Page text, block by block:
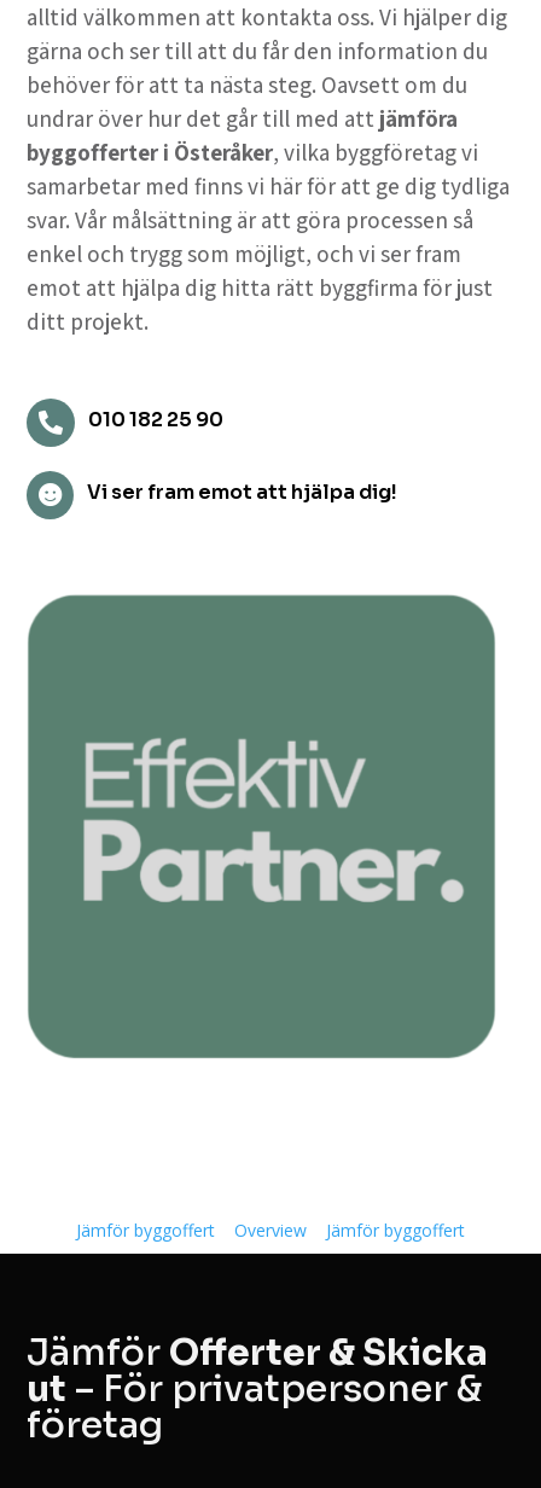
alltid välkommen att kontakta oss. Vi hjälper dig
gärna och ser till att du får den information du
behöver för att ta nästa steg. Oavsett om du
undrar över hur det går till med att jämföra
byggofferter i Österåker, vilka byggföretag vi
samarbetar med finns vi här för att ge dig tydliga
svar. Vår målsättning är att göra processen så
enkel och trygg som möjligt, och vi ser fram
emot att hjälpa dig hitta rätt byggfirma för just
ditt projekt.
 010 182 25 90
 Vi ser fram emot att hjälpa dig!
Jämför byggoffert Overview Jämför byggoffert
Jämför Offerter & Skicka
ut – För privatpersoner &
företag